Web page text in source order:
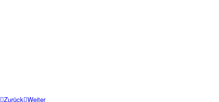
Zurück Weiter